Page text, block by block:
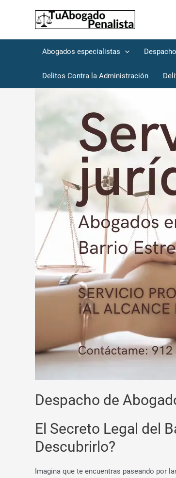
Abogados especialistas
Delitos Contra la Administración
Despacho de
El Secreto Legal del
Descubrirlo?
Imagina que te encuentras paseando por